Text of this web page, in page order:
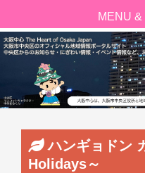
ハンギョドン
Holidays～